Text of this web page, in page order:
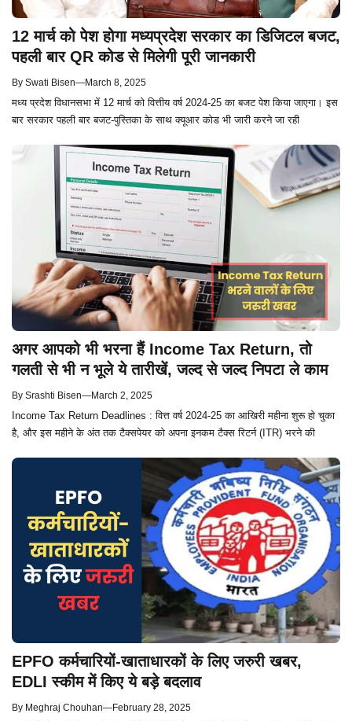
12 मार्च को पेश होगा मध्यप्रदेश सरकार का डिजिटल बजट,
पहली बार QR कोड से मिलेगी पूरी जानकारी
By Swati Bisen—March 8, 2025
मध्य प्रदेश विधानसभा में 12 मार्च को वित्तीय वर्ष 2024-25 का बजट पेश किया जाएगा। इस
बार सरकार पहली बार बजट-पुस्तिका के साथ क्यूआर कोड भी जारी करने जा रही
अगर आपको भी भरना हैं Income Tax Return, तो
गलती से भी न भूले ये तारीखें, जल्द से जल्द निपटा ले काम
By Srashti Bisen—March 2, 2025
Income Tax Return Deadlines : वित्त वर्ष 2024-25 का आखिरी महीना शुरू हो चुका
है, और इस महीने के अंत तक टैक्सपेयर को अपना इनकम टैक्स रिटर्न (ITR) भरने की
EPFO कर्मचारियों-खाताधारकों के लिए जरुरी खबर,
EDLI स्कीम में किए ये बड़े बदलाव
By Meghraj Chouhan—February 28, 2025